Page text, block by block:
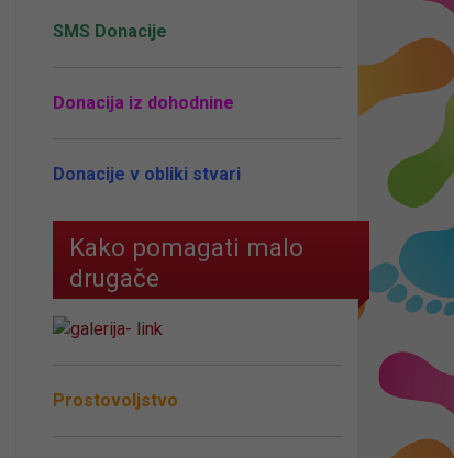
SMS Donacije
Donacija iz dohodnine
Donacije v obliki stvari
Kako pomagati malo
drugače
Prostovoljstvo